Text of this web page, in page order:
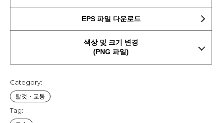
EPS 파일 다운로드
색상 및 크기 변경
(PNG 파일)
Category:
탈것・교통
Tag: